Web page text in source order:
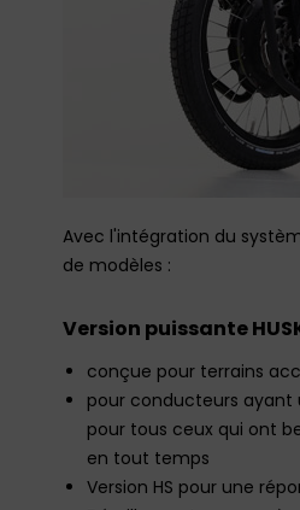
Avec l'intégration du
de modèles :
Version puissante
conçue pour terrains
pour conducteurs
pour tous ceux qui ont
en tout temps
Version HS pour une